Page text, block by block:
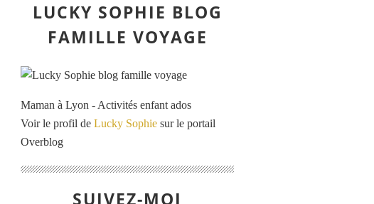
LUCKY SOPHIE BLOG
FAMILLE VOYAGE
Maman à Lyon - Activités enfant ados
Voir le profil de Lucky Sophie sur le portail
Overblog
SUIVEZ-MOI